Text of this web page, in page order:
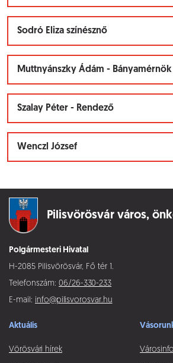
Sodró Eliza színésznő
Muttnyánszky Ádám - Bányamérnök
Szalay Péter - Rendező
Wenczl József
Pilisvörösvár város,
Polgármesteri Hivatal
H-2085 Pilisvörösvár, Fő tér 1.
Telefonszám: 06/26-330-233
E-mail: info@pilisvorosvar.hu
Aktuális
Vörösvári hírek